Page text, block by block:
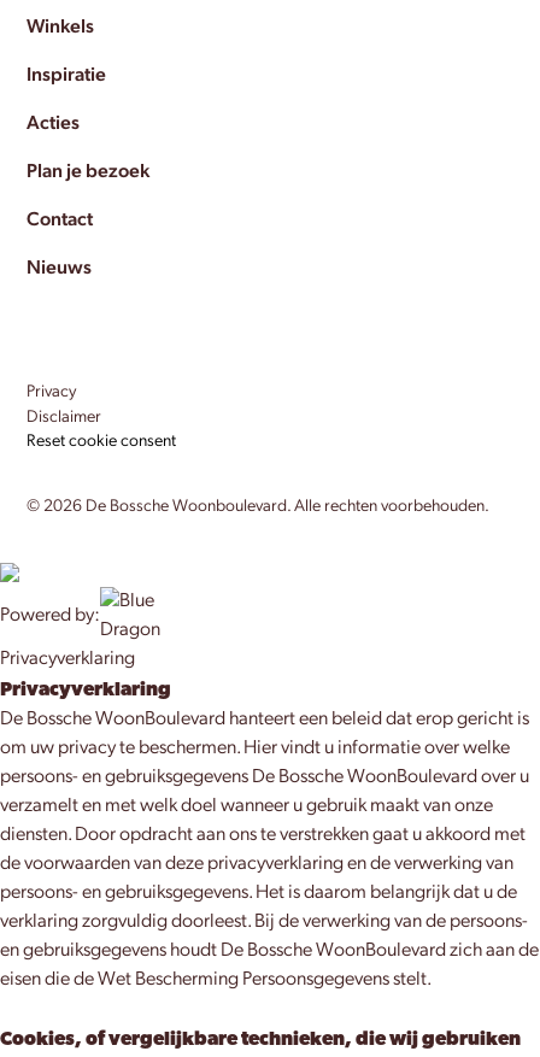
Winkels
Inspiratie
Acties
Plan je bezoek
Contact
Nieuws
© 2026 De Bossche Woonboulevard. Alle rechten voorbehouden.
Privacy
Disclaimer
Reset cookie consent
Powered by:
Privacyverklaring
Privacyverklaring
De Bossche WoonBoulevard hanteert een beleid dat erop gericht is
om uw privacy te beschermen. Hier vindt u informatie over welke
persoons- en gebruiksgegevens De Bossche WoonBoulevard over u
verzamelt en met welk doel wanneer u gebruik maakt van onze
diensten. Door opdracht aan ons te verstrekken gaat u akkoord met
de voorwaarden van deze privacyverklaring en de verwerking van
persoons- en gebruiksgegevens. Het is daarom belangrijk dat u de
verklaring zorgvuldig doorleest. Bij de verwerking van de persoons-
en gebruiksgegevens houdt De Bossche WoonBoulevard zich aan de
eisen die de Wet Bescherming Persoonsgegevens stelt.
Cookies, of vergelijkbare technieken, die wij gebruiken